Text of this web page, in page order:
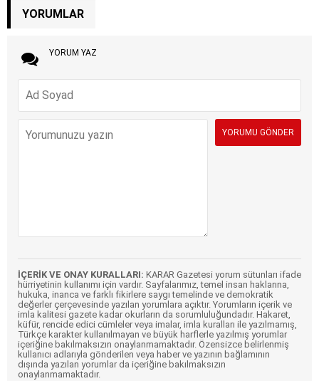
YORUMLAR
YORUM YAZ
İÇERİK VE ONAY KURALLARI: KARAR Gazetesi yorum sütunları ifade
hürriyetinin kullanımı için vardır. Sayfalarımız, temel insan haklarına,
hukuka, inanca ve farklı fikirlere saygı temelinde ve demokratik
değerler çerçevesinde yazılan yorumlara açıktır. Yorumların içerik ve
imla kalitesi gazete kadar okurların da sorumluluğundadır. Hakaret,
küfür, rencide edici cümleler veya imalar, imla kuralları ile yazılmamış,
Türkçe karakter kullanılmayan ve büyük harflerle yazılmış yorumlar
içeriğine bakılmaksızın onaylanmamaktadır. Özensizce belirlenmiş
kullanıcı adlarıyla gönderilen veya haber ve yazının bağlamının
dışında yazılan yorumlar da içeriğine bakılmaksızın
onaylanmamaktadır.